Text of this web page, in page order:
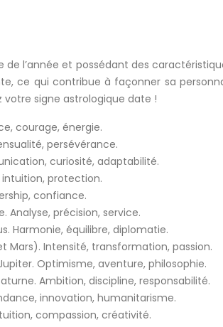
de l’année et possédant des
ce qui contribue à façonner sa
signe astrologique date !
courage, énergie.
persévérance.
curiosité, adaptabilité.
intuition, protection.
confiance.
Analyse, précision, service.
Harmonie, équilibre, diplomatie.
Mars). Intensité, transformation, passion.
Optimisme, aventure, philosophie.
Ambition, discipline, responsabilité.
innovation, humanitarisme.
compassion, créativité.